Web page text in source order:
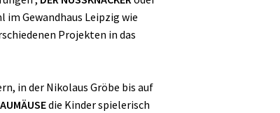
im Gewandhaus Leipzig wie
Projekten in das
in der Nikolaus Gröbe bis auf
die Kinder spielerisch